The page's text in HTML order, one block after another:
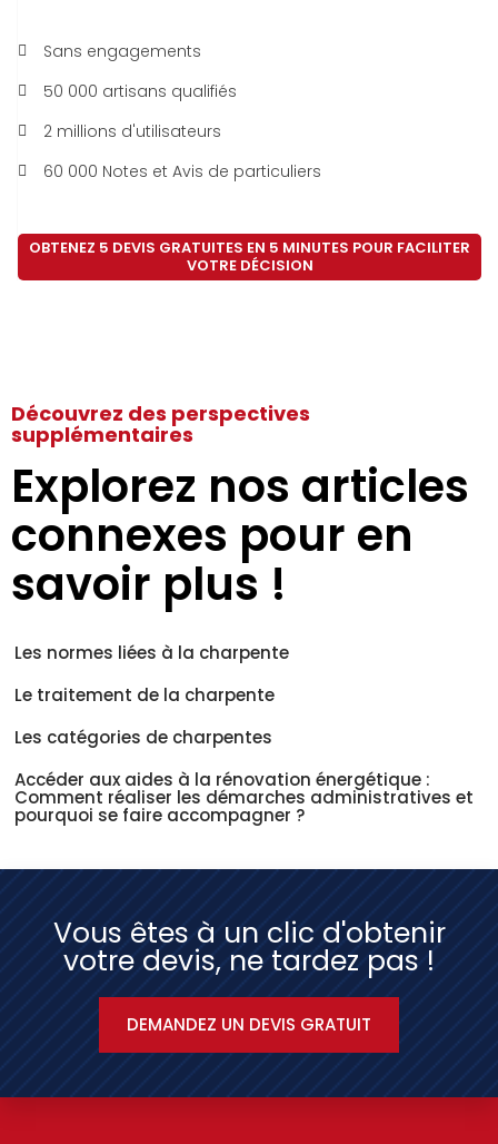
Sans engagements
50 000 artisans qualifiés
2 millions d'utilisateurs
60 000 Notes et Avis de particuliers
OBTENEZ 5 DEVIS GRATUITES EN 5 MINUTES POUR FACILITER
VOTRE DÉCISION
Découvrez des perspectives
supplémentaires
Explorez nos articles
connexes pour en
savoir plus !
Les normes liées à la charpente
Le traitement de la charpente
Les catégories de charpentes
Accéder aux aides à la rénovation énergétique :
Comment réaliser les démarches administratives et
pourquoi se faire accompagner ?
Vous êtes à un clic d'obtenir
votre devis, ne tardez pas !
DEMANDEZ UN DEVIS GRATUIT